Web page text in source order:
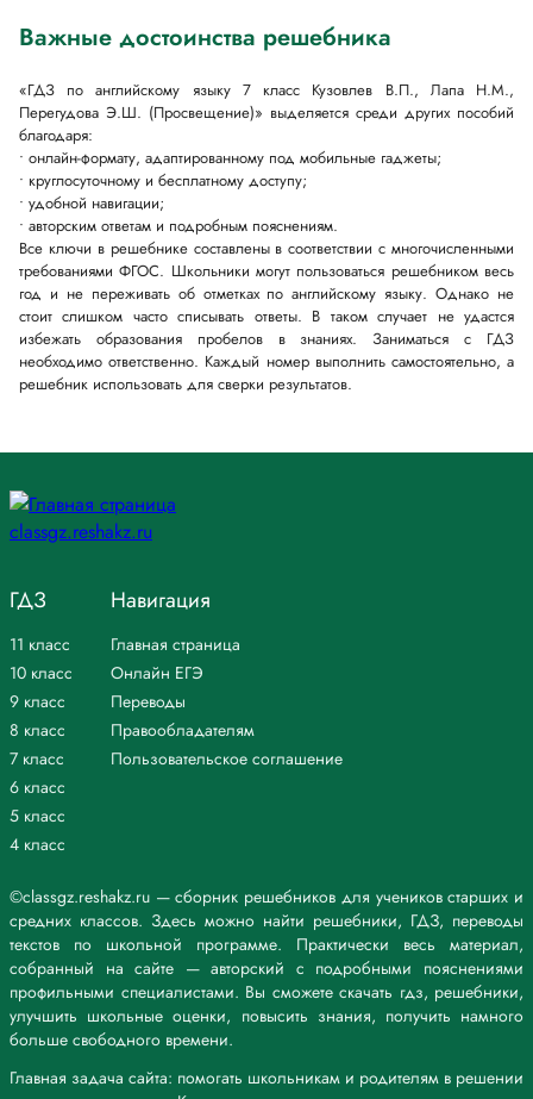
Важные достоинства решебника
«ГДЗ по английскому языку 7 класс Кузовлев В.П., Лапа Н.М.,
Перегудова Э.Ш. (Просвещение)» выделяется среди других пособий
благодаря:
• онлайн-формату, адаптированному под мобильные гаджеты;
• круглосуточному и бесплатному доступу;
• удобной навигации;
• авторским ответам и подробным пояснениям.
Все ключи в решебнике составлены в соответствии с многочисленными
требованиями ФГОС. Школьники могут пользоваться решебником весь
год и не переживать об отметках по английскому языку. Однако не
стоит слишком часто списывать ответы. В таком случает не удастся
избежать образования пробелов в знаниях. Заниматься с ГДЗ
необходимо ответственно. Каждый номер выполнить самостоятельно, а
решебник использовать для сверки результатов.
©classgz.reshakz.ru — сборник решебников для учеников старших и
средних классов. Здесь можно найти решебники, ГДЗ, переводы
текстов по школьной программе. Практически весь материал,
собранный на сайте — авторский с подробными пояснениями
профильными специалистами. Вы сможете скачать гдз, решебники,
улучшить школьные оценки, повысить знания, получить намного
больше свободного времени.
Главная задача сайта: помогать школьникам и родителям в решении
ГДЗ
11 класс
10 класс
9 класс
8 класс
7 класс
6 класс
5 класс
4 класс
Навигация
Главная страница
Онлайн ЕГЭ
Переводы
Правообладателям
Пользовательское соглашение